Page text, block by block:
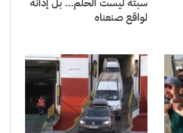
لواقع صنعناه